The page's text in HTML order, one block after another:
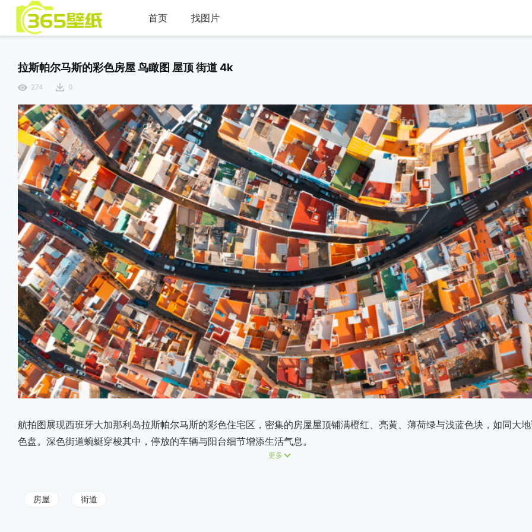
首页 找图片
拉斯帕尔马斯的彩色房屋 鸟瞰图 屋顶 街道 4k
274 0
航拍图展现西班牙大加那利岛拉斯帕尔马斯的彩色住宅区，密集的房屋屋顶铺满橙红、亮黄、薄荷绿与浅蓝色块，如同大
色盘。深色街道蜿蜒穿梭其中，停放的车辆与阳台细节增添生活气息。
更多
房屋 街道